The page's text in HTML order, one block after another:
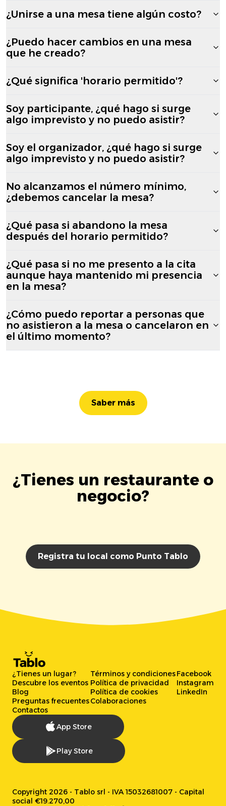
¿Unirse a una mesa tiene algún costo?
¿Puedo hacer cambios en una mesa
que he creado?
¿Qué significa 'horario permitido'?
Soy participante, ¿qué hago si surge
algo imprevisto y no puedo asistir?
Soy el organizador, ¿qué hago si surge
algo imprevisto y no puedo asistir?
No alcanzamos el número mínimo,
¿debemos cancelar la mesa?
¿Qué pasa si abandono la mesa
después del horario permitido?
¿Qué pasa si no me presento a la cita
aunque haya mantenido mi presencia
en la mesa?
¿Cómo puedo reportar a personas que
no asistieron a la mesa o cancelaron en
el último momento?
Saber más
¿Tienes un restaurante o
negocio?
Registra tu local como Punto Tablo
¿Tienes un lugar?
Descubre los eventos
Blog
Preguntas frecuentes
Contactos
Términos y condiciones
Política de privacidad
Política de cookies
Colaboraciones
Facebook
Instagram
LinkedIn
App Store
Play Store
Copyright 2026 - Tablo srl - IVA 15032681007 - Capital
social €19.270,00